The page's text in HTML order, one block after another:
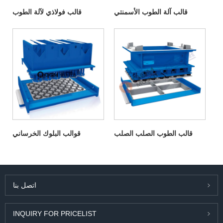
قالب فولاذي لآلة الطوب قالب آلة الطوب الأسمنتي
قوالب البلوك الخرساني قالب الطوب الصلب الصلب
اتصل بنا
INQUIRY FOR PRICELIST